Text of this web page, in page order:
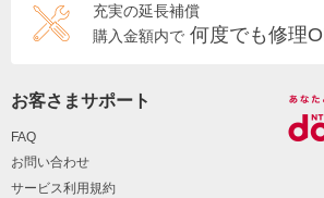
充実の延長補償
購入金額内で 何度でも修理
お客さまサポート
FAQ
お問い合わせ
サービス利用規約